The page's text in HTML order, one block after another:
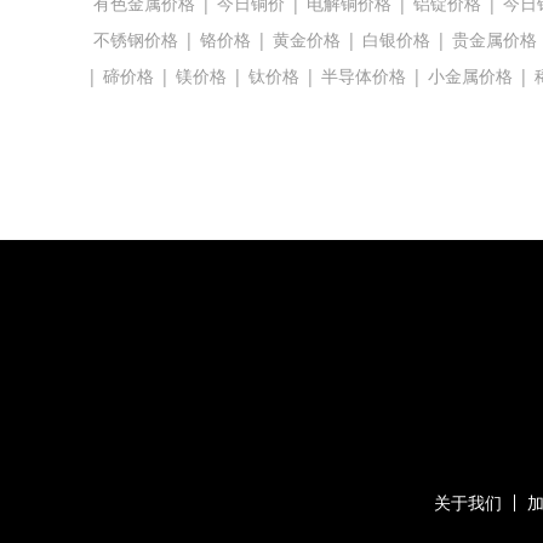
不锈钢价格 | 铬价格 | 黄金价格 | 白银价格 | 贵金属价格
| 碲价格 | 镁价格 | 钛价格 | 半导体价格 | 小金属价格 |
关于我们